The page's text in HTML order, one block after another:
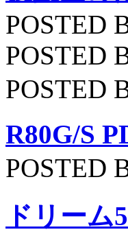
POSTED
POSTED
POSTED
R80G/S
POSTED
ドリーム